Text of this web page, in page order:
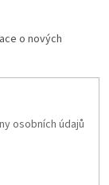
o nových
osobních údajů